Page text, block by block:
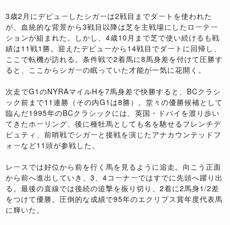
3歳2月にデビューしたシガーは2戦目までダートを使われた
が、血統的な背景から3戦目以降は芝を主戦場にしたローテー
ションが組まれた。しかし、4歳10月まで芝で使い続けるも戦
績は11戦1勝。迎えたデビューから14戦目でダートに回帰し、
ここで転機が訪れる。条件戦で2着馬に8馬身差を付けて圧勝す
ると、ここからシガーの眠っていた才能が一気に花開く。
次走でG1のNYRAマイルHを7馬身差で快勝すると、BCクラシ
ック前まで11連勝（その内G1は8勝）。堂々の優勝候補として
臨んだ1995年のBCクラシックには、英国・ドバイを渡り歩い
てきたホーリング、後に種牡馬としても名を馳せるフレンチデ
ピュティ、前哨戦でシガーと接戦を演じたアナカウンテッドフ
ォーなど11頭が参戦した。
レースでは好位から前を行く馬を見るように追走。向こう正面
から前へ進出していき、3、4コーナーではすでに先頭へ躍り出
る。最後の直線では後続の追撃を振り切り、2着に2馬身1/2差
をつけて優勝。圧倒的な成績で95年のエクリプス賞年度代表馬
に輝いた。